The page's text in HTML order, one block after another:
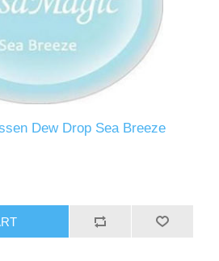
Dew Drop Sea Breeze